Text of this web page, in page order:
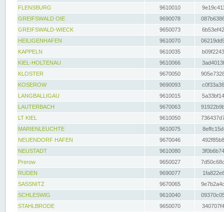
FLENSBURG
9610010
GREIFSWALD OIE
9690078
GREIFSWALD-WIECK
9650073
HEILIGENHAFEN
9610070
KAPPELN
9610035
KIEL-HOLTENAU
9610066
KLOSTER
9670050
KOSEROW
9690093
LANGBALLIGAU
9610015
LAUTERBACH
9670063
LT KIEL
9610050
MARIENLEUCHTE
9610075
NEUENDORF HAFEN
9670046
NEUSTADT
9610080
Prerow
9650027
RUDEN
9690077
SASSNITZ
9670065
SCHLESWIG
9610040
STAHLBRODE
9650070